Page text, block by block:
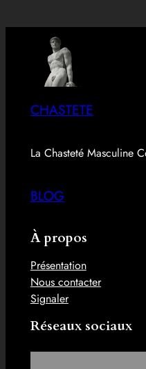
CHASTETE
La Chasteté Masculine
BLOG
À propos
Présentation
Nous contacter
Signaler
Réseaux sociaux